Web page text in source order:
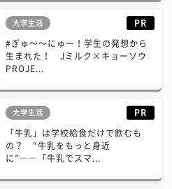
大学生活 PR
#ぎゅ〜〜にゅー！学生の発想から
生まれた！ Jミルク×キョーソウ
PROJE...
大学生活 PR
「牛乳」は学校給食だけで飲むも
の？ “牛乳をもっと身近
に”――「牛乳でスマ...